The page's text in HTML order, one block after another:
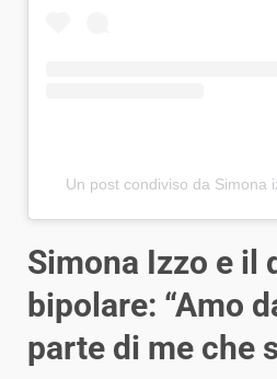
Un post condiviso da Simona
Simona Izzo e il
bipolare: “Amo
parte di me che